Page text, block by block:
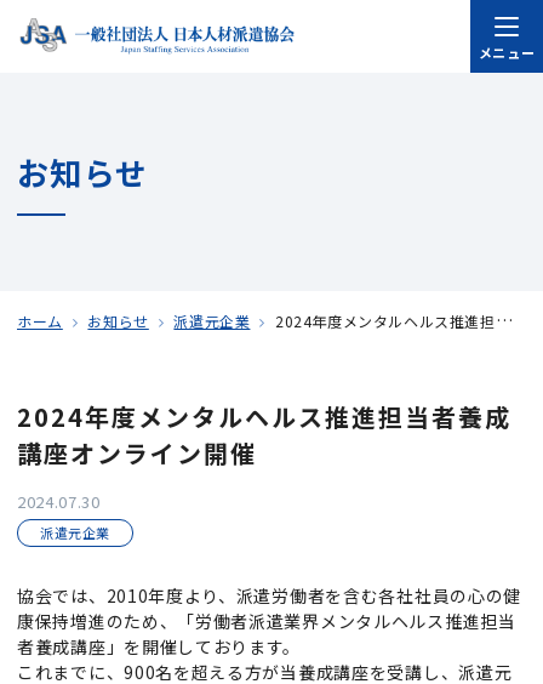
メニュー
お知らせ
ホーム お知らせ 派遣元企業 2024年度メンタルヘルス推進担当者養成講座オンライン開催
2024年度メンタルヘルス推進担当者養成
講座オンライン開催
2024.07.30
派遣元企業
協会では、2010年度より、派遣労働者を含む各社社員の心の健
康保持増進のため、「労働者派遣業界メンタルヘルス推進担当
者養成講座」を開催しております。
これまでに、900名を超える方が当養成講座を受講し、派遣元